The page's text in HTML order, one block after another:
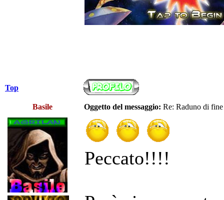
Top
Basile Oggetto del messaggio: Re: Raduno di
Peccato!!!!